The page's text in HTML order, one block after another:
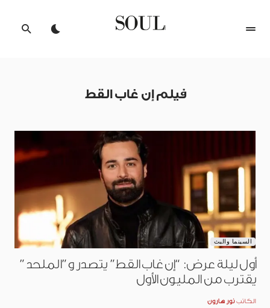
فيلم إن غاب القط
السينما والبث يناير 1, 2026
أول ليلة عرض: “إن غاب القط” يتصدر و”الملحد”
يقترب من المليون الأول
الكاتب نور هارون